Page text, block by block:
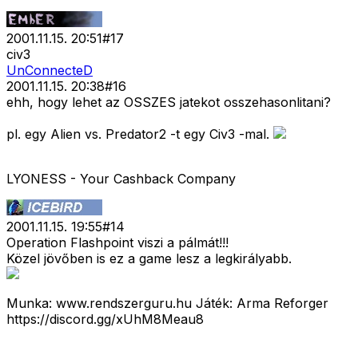
2001.11.15. 20:51#17
civ3
UnConnecteD
2001.11.15. 20:38#16
ehh, hogy lehet az OSSZES jatekot osszehasonlitani?
pl. egy Alien vs. Predator2 -t egy Civ3 -mal.
LYONESS - Your Cashback Company
2001.11.15. 19:55#14
Operation Flashpoint viszi a pálmát!!!
Közel jövőben is ez a game lesz a legkirályabb.
Munka: www.rendszerguru.hu Játék: Arma Reforger
https://discord.gg/xUhM8Meau8